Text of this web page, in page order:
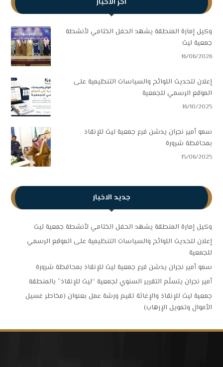
آخر الأخبار
وكيل إمارة المنطقة يشهد الحفل الختامي لأنشطة
جمعية ليث
16/06/2026
إعلان لتحديث اللوائح والسياسات التنظيمية على
الموقع الرسمي للجمعية
16/10/2025
سمو أمير نجران يدشن فرع جمعية ليث للإنقاذ
بمحافظة شرورة
15/06/2025
جديد الاخبار
وكيل إمارة المنطقة يشهد الحفل الختامي لأنشطة جمعية ليث
إعلان لتحديث اللوائح والسياسات التنظيمية على الموقع الرسمي
للجمعية
سمو أمير نجران يدشن فرع جمعية ليث للإنقاذ بمحافظة شرورة
أمير نجران يتسلّم التقرير السنوي لجمعية “ليث للإنقاذ” بالمنطقة
جمعية ليث للإنقاذ والإغاثة تقيم ورشة عمل بعنوان (مخاطر غسيل
الأموال وتمويل الإرهاب)